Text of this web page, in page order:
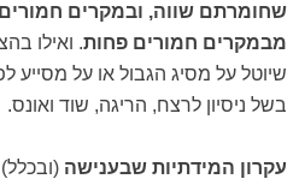
שחומרתם שווה, ובמקרים חמורים
מבמקרים חמורים פחות. ואילו
שיוטל על מסיג הגבול או על מסייע
בשל ניסיון לרצח, הריגה, שוד ואונס.
עקרון המידתיות שבענישה